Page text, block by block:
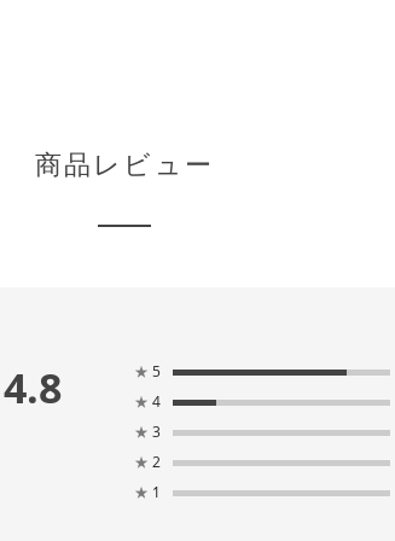
商品レビュー
4.8 ★ 5
★ 4
★ 3
★ 2
★ 1